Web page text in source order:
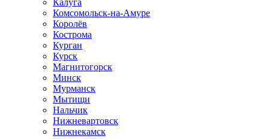
Калуга
Комсомольск-на-Амуре
Королёв
Кострома
Курган
Курск
Магнитогорск
Минск
Мурманск
Мытищи
Нальчик
Нижневартовск
Нижнекамск